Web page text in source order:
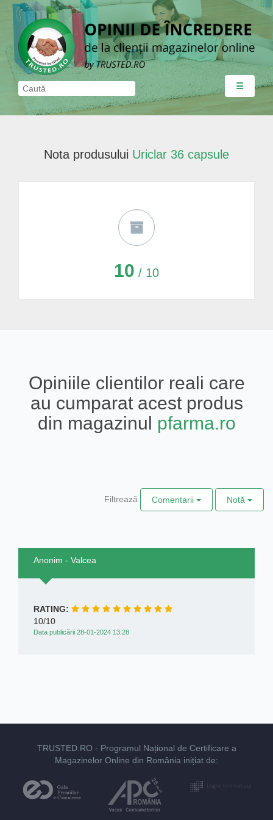
☰
Nota produsului Uriclar 36 capsule
10 / 10
Opiniile clientilor reali care
au cumparat acest produs
din magazinul pfarma.ro
Filtrează Comentarii Notă
Anonim - Valcea
RATING:
10/10
Data publicării 28-01-2024 13:28
TRUSTED.RO - Programul Național de Certificare a
Magazinelor Online din România inițiat de: